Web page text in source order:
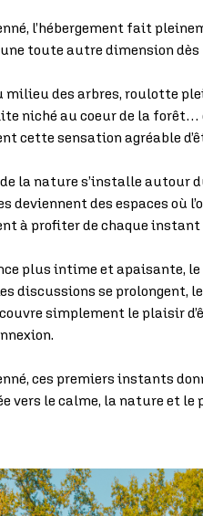
l’hébergement fait
toute autre dimension dès
milieu des arbres, roulotte
niché au coeur de la forêt…
cette sensation agréable
la nature s’installe autour
deviennent des espaces où
à profiter de chaque instant
plus intime et apaisante,
discussions se prolongent,
simplement le plaisir
ces premiers instants
vers le calme, la nature et le